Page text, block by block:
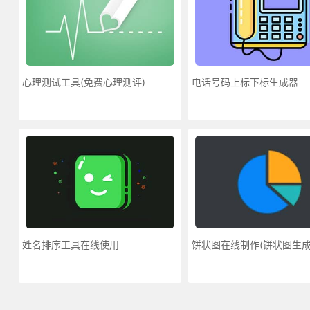
心理测试工具(免费心理测评) 电话号码上标下标生成器
姓名排序工具在线使用 饼状图在线制作(饼状图生